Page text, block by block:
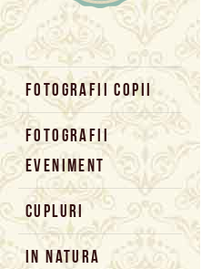
Skip to content
FOTOGRAFII COPII
FOTOGRAFII
EVENIMENT
CUPLURI
IN NATURA